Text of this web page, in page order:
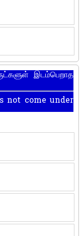
இடம்பெறாத
not come under